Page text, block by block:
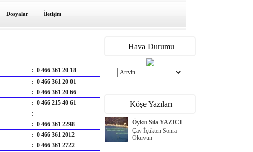
Dosyalar İletişim
: 0 466 361 20 18
: 0 466 361 20 01
: 0 466 361 20 66
: 0 466 215 40 61
:
: 0 466 361 2298
: 0 466 361 2012
: 0 466 361 2722
Hava Durumu
Köşe Yazıları
Öyku Sıla YAZICI
Çay İçtikten Sonra
Okuyun